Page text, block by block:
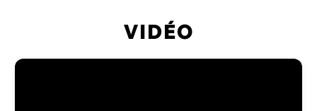
VIDÉO